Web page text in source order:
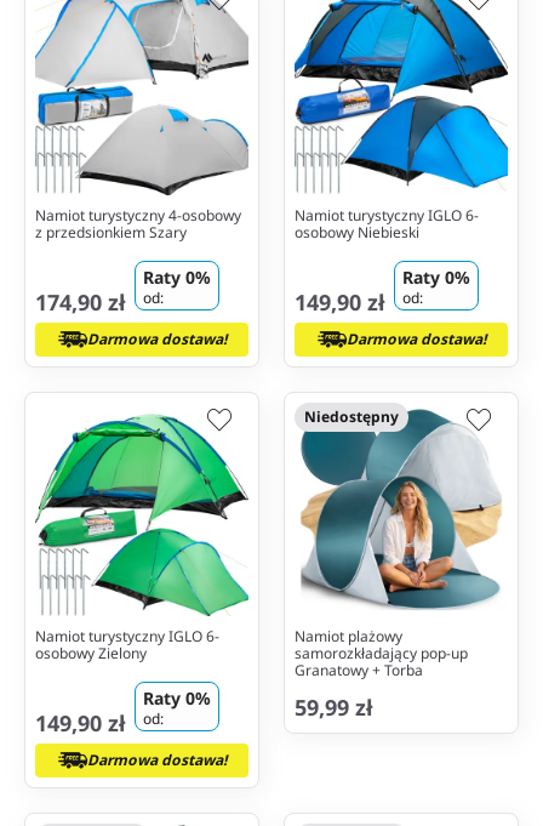
Namiot turystyczny 4-osobowy
z przedsionkiem Szary
174,90 zł
Raty 0%
od:
Darmowa dostawa!
Namiot turystyczny IGLO 6-
osobowy Niebieski
149,90 zł
Raty 0%
od:
Darmowa dostawa!
Namiot turystyczny IGLO 6-
osobowy Zielony
149,90 zł
Raty 0%
od:
Darmowa dostawa!
Niedostępny
Namiot plażowy
samorozkładający pop-up
Granatowy + Torba
59,99 zł